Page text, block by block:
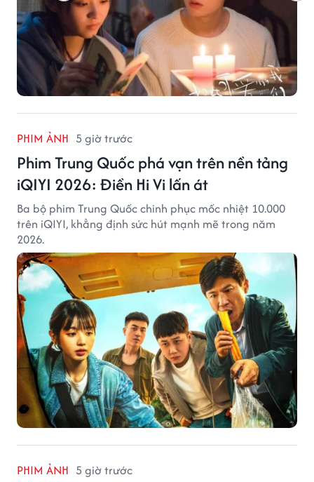
PHIM ẢNH 5 giờ trước
Phim Trung Quốc phá vạn trên nền tảng
iQIYI 2026: Điền Hi Vi lấn át
Ba bộ phim Trung Quốc chinh phục mốc nhiệt 10.000
trên iQIYI, khẳng định sức hút mạnh mẽ trong năm
2026.
PHIM ẢNH 5 giờ trước